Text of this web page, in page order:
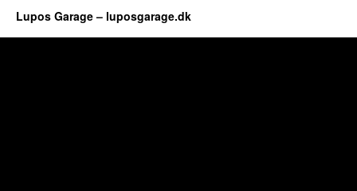
Lupos Garage – luposgarage.dk